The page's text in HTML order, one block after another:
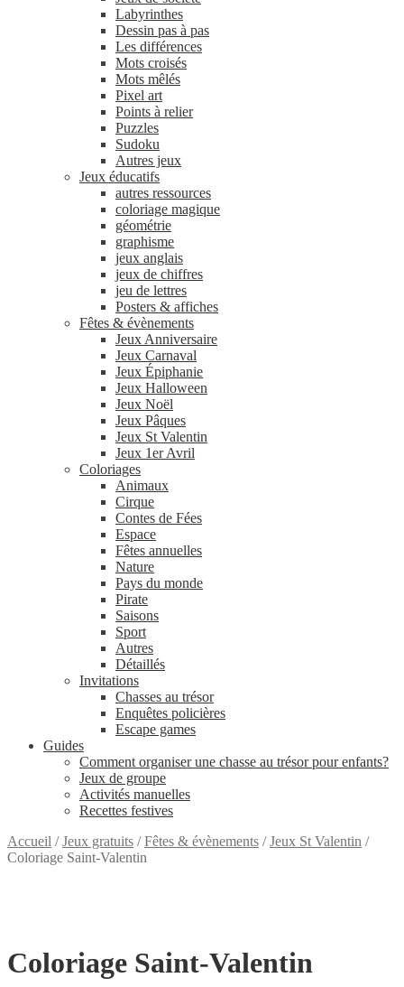
Labyrinthes
Dessin pas à pas
Les différences
Mots croisés
Mots mêlés
Pixel art
Points à relier
Puzzles
Sudoku
Autres jeux
Jeux éducatifs
autres ressources
coloriage magique
géométrie
graphisme
jeux anglais
jeux de chiffres
jeu de lettres
Posters & affiches
Fêtes & évènements
Jeux Anniversaire
Jeux Carnaval
Jeux Épiphanie
Jeux Halloween
Jeux Noël
Jeux Pâques
Jeux St Valentin
Jeux 1er Avril
Coloriages
Animaux
Cirque
Contes de Fées
Espace
Fêtes annuelles
Nature
Pays du monde
Pirate
Saisons
Sport
Autres
Détaillés
Invitations
Chasses au trésor
Enquêtes policières
Escape games
Guides
Comment organiser une chasse au trésor pour enfants?
Jeux de groupe
Activités manuelles
Recettes festives
Accueil /Jeux gratuits /Fêtes & évènements /Jeux St Valentin /
Coloriage Saint-Valentin
Coloriage Saint-Valentin